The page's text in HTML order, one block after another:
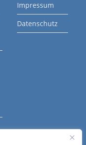
Impressum
Datenschutz